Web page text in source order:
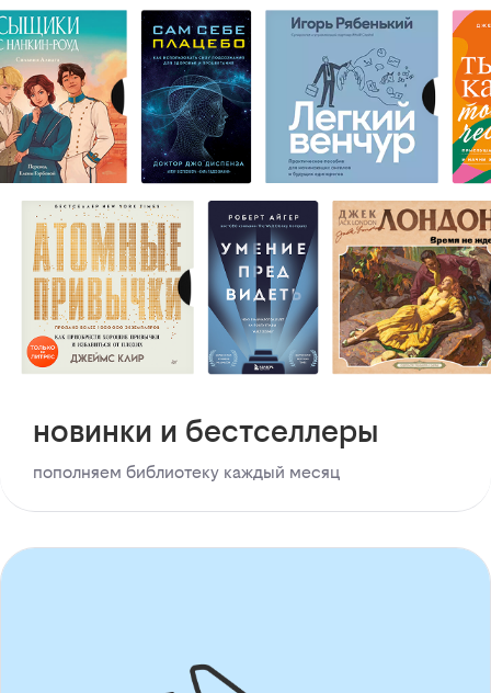
новинки и бестселлеры
пополняем библиотеку каждый месяц